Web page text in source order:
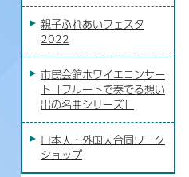
親子ふれあいフェスタ
2022
市民会館ホワイエコンサー
ト「フルートで奏でる想い
出の名曲シリーズ」
日本人・外国人合同ワーク
ショップ